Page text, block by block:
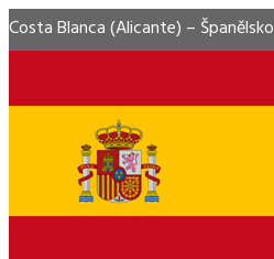
Costa Blanca (Alicante) – Španělsko